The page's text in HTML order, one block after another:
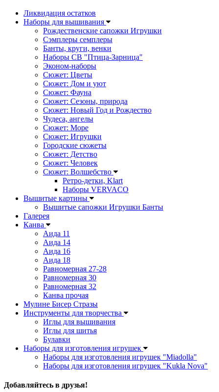
Ликвидация остатков
Наборы для вышивания
Рождественские сапожки Игрушки
Сэмплеры семплеры
Банты, круги, венки
Наборы СВ "Птица-Зарница"
Эконом-наборы
Сюжет: Цветы
Сюжет: Дом и уют
Сюжет: Фауна
Сюжет: Сезоны, природа
Сюжет: Новый Год и Рождество
Чудеса, ангелы
Сюжет: Море
Сюжет: Игрушки
Городские сюжеты
Сюжет: Детство
Сюжет: Человек
Сюжет: Волшебство
Ретро-детки, Klart
Наборы VERVACO
Вышитые картины
Вышитые сапожки Игрушки Банты
Галерея
Канва
Аида 11
Аида 14
Аида 16
Аида 18
Равномерная 27-28
Равномерная 30
Равномерная 32
Канва прочая
Мулине Бисер Стразы
Инструменты для творчества
Иглы для вышивания
Иглы для шитья
Булавки
Наборы для изготовления игрушек
Наборы для изготовления игрушек "Miadolla"
Наборы для изготовления игрушек "Kukla Nova"
Добавляйтесь в друзья!